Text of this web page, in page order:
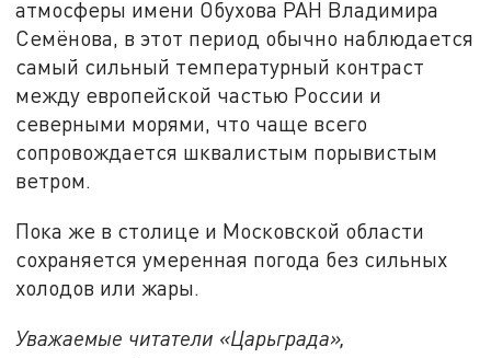
атмосферы имени Обухова РАН Владимира
Семёнова, в этот период обычно наблюдается
самый сильный температурный контраст
между европейской частью России и
северными морями, что чаще всего
сопровождается шквалистым порывистым
ветром.
Пока же в столице и Московской области
сохраняется умеренная погода без сильных
холодов или жары.
Уважаемые читатели «Царьграда»,